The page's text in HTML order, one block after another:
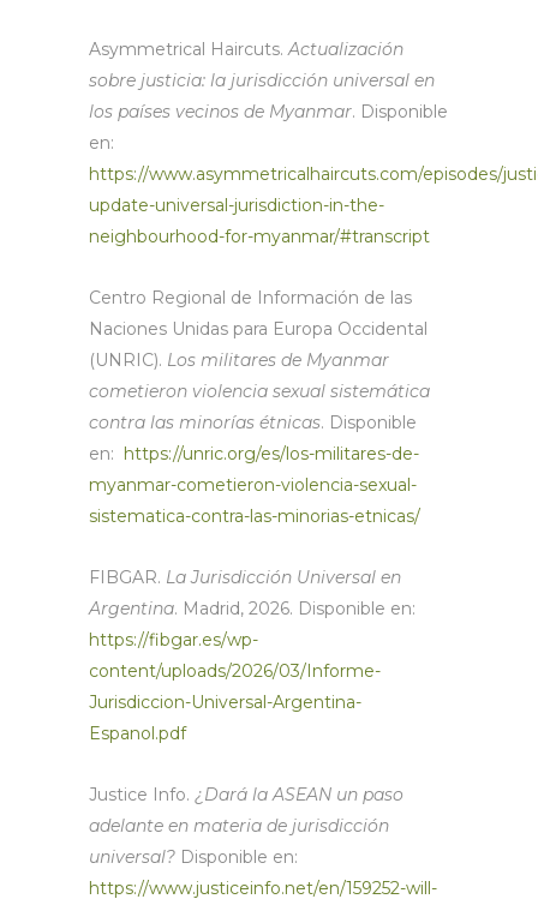
Asymmetrical Haircuts.Actualización
sobre justicia: la jurisdicción universal en
los países vecinos de Myanmar. Disponible
en:
https://www.asymmetricalhaircuts.com/episodes/
update-universal-jurisdiction-in-the-
neighbourhood-for-myanmar/#transcript
Centro Regional de Información de las
Naciones Unidas para Europa Occidental
(UNRIC). Los militares de Myanmar
cometieron violencia sexual sistemática
contra las minorías étnicas. Disponible
en: https://unric.org/es/los-militares-de-
myanmar-cometieron-violencia-sexual-
sistematica-contra-las-minorias-etnicas/
FIBGAR. La Jurisdicción Universal en
Argentina. Madrid, 2026. Disponible en:
https://fibgar.es/wp-
content/uploads/2026/03/Informe-
Jurisdiccion-Universal-Argentina-
Espanol.pdf
Justice Info. ¿Dará la ASEAN un paso
adelante en materia de jurisdicción
universal? Disponible en:
https://www.justiceinfo.net/en/159252-will-